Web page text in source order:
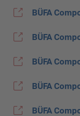
BÜFA
BÜFA
BÜFA
BÜFA
BÜFA